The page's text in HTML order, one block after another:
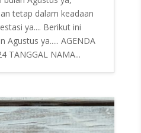
tetap dalam keadaan
ya.... Berikut ini
Agustus ya..... AGENDA
TANGGAL NAMA...